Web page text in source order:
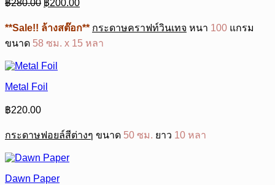
฿280.00
price
was:
฿200.00
price
is:
฿200.00.
**Sale!! ล้างสต๊อก** กระดาษคราฟท์วินเทจ หนา 100 แกรม
ขนาด 58 ซม. x 15 หลา
Metal Foil
฿220.00
กระดาษฟอยล์สีต่างๆ ขนาด 50 ซม. ยาว 10 หลา
Dawn Paper